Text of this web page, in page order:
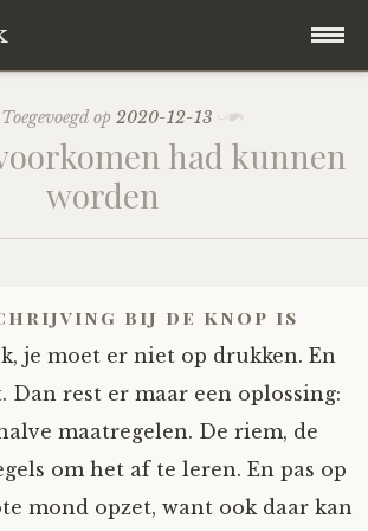
site
straffen
De Leeshoek
Toegevoegd op 2020-12-13
had kunnen
worden
bij de knop is
je moet er niet op drukken. En
Dan rest er maar een oplossing:
maatregelen. De riem, de
om het af te leren. En pas op
mond opzet, want ook daar kan